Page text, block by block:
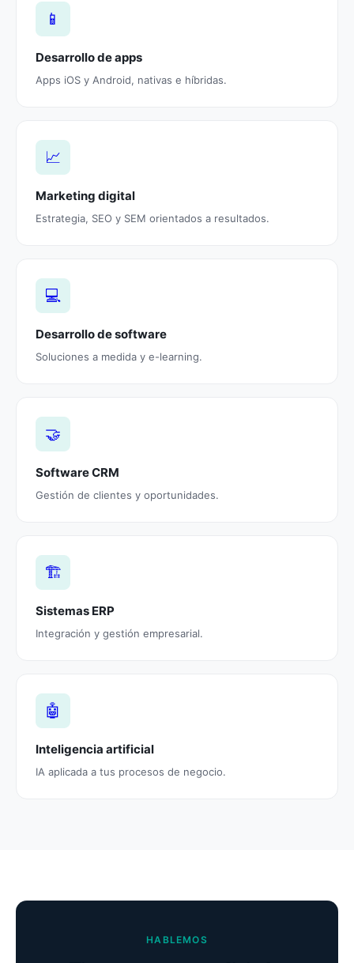
📱
Desarrollo de apps
Apps iOS y Android, nativas e híbridas.
📈
Marketing digital
Estrategia, SEO y SEM orientados a resultados.
💻
Desarrollo de software
Soluciones a medida y e-learning.
🤝
Software CRM
Gestión de clientes y oportunidades.
🏗️
Sistemas ERP
Integración y gestión empresarial.
🤖
Inteligencia artificial
IA aplicada a tus procesos de negocio.
HABLEMOS